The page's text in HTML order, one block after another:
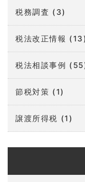
税務調査 (3)
税法改正情報 (13)
税法相談事例
節税対策 (1)
譲渡所得税 (1)